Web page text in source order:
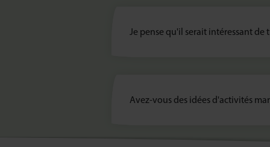
Je pense qu'il serait intéressant de
Avez-vous des idées d'activités